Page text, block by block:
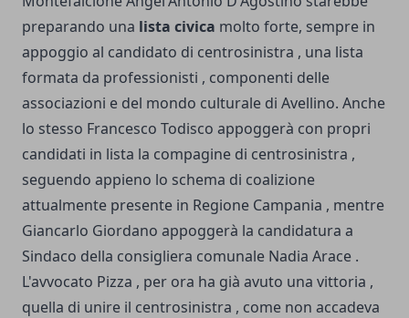
preparando una lista civica molto forte, sempre in
appoggio al candidato di centrosinistra , una lista
formata da professionisti , componenti delle
associazioni e del mondo culturale di Avellino. Anche
lo stesso Francesco Todisco appoggerà con propri
candidati in lista la compagine di centrosinistra ,
seguendo appieno lo schema di coalizione
attualmente presente in Regione Campania , mentre
Giancarlo Giordano appoggerà la candidatura a
Sindaco della consigliera comunale Nadia Arace .
L'avvocato Pizza , per ora ha già avuto una vittoria ,
quella di unire il centrosinistra , come non accadeva